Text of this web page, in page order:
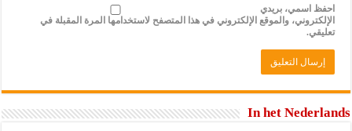
احفظ اسمي، بريدي
الإلكتروني، والموقع الإلكتروني في هذا المتصفح لاستخدامها المرة المقبلة في
تعليقي.
In het Nederlands